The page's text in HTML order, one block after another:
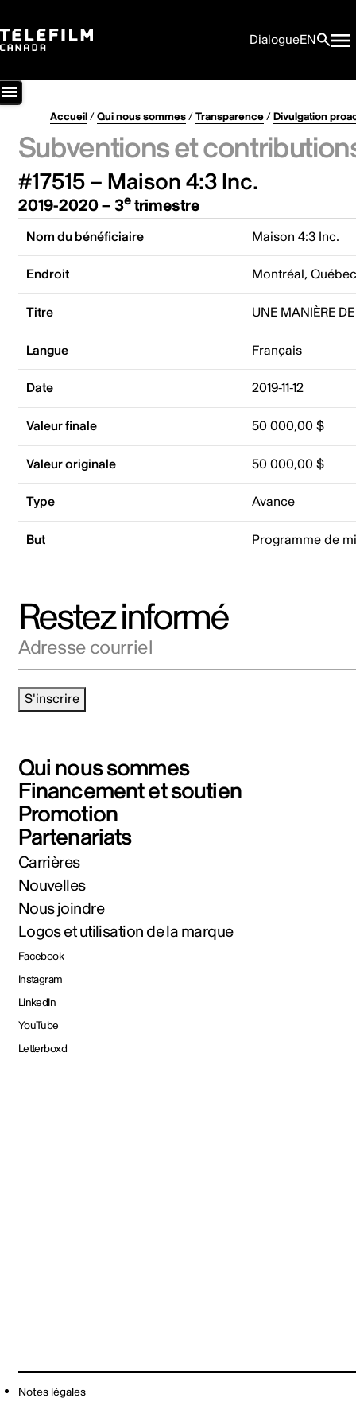
DialogueEN
Accueil/Qui nous sommes/Transparence/Divulgation
Subventions et
#17515 – Maison 4:3 Inc.
2019-2020 – 3etrimestre
Nom du bénéficiaire Maison 4:3 Inc.
Endroit Montréal,
Titre UNE MANIÈRE
Langue Français
Date 2019-11-12
Valeur finale 50 000,00 $
Valeur originale 50 000,00 $
Type Avance
But Programme de
Restez informé
S'inscrire
Qui nous sommes
Financement et soutien
Promotion
Partenariats
Carrières
Nouvelles
Nous joindre
Logos et utilisation de la marque
Facebook
Instagram
LinkedIn
YouTube
Letterboxd
Notes légales